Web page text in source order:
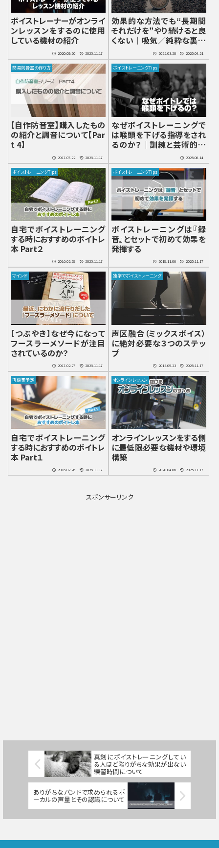
ボイストレーナーがオンライ
ンレッスンをするのに使用
している機材の紹介
2020.09.20 2025.11.17
効果的な方法でも“長期間
それだけを”やり続けると良
くない｜吸気／純粋な裏声
2025.03.20 2025.04.21
簡易防音室の作り方
【自作防音室】購入したもの
の紹介と調音について【Par
t 4】
2017.07.22 2025.11.17
ボイストレーニングTips
なぜボイストレーニングで
は喉頭を下げる指導をされ
るのか？｜訓練と芸術的な
2025.08.14
ボイストレーニングTips
自宅でボイストレーニング
する時におすすめのボイトレ
本 Part２
2016.02.28 2025.11.17
ボイストレーニングTips
ボイストレーニングは『録
音』とセットで初めて効果を
発揮する
2018.11.06 2025.11.17
マインド
【つぶやき】なぜ今になって
フースラーメソードが注目
されているのか？
2017.02.27 2025.11.17
独学でボイストレーニング
声区融合（ミックスボイス）
に絶対必要な３つのステッ
プ
2015.09.23 2025.11.17
再編集予定
自宅でボイストレーニング
する時におすすめのボイトレ
本 Part１
2016.02.26 2025.11.17
オンラインレッスン
オンラインレッスンをする側
に最低限必要な機材や環境
構築
2020.04.06 2025.11.17
スポンサーリンク
真剣にボイストレーニングしてい
る人ほど陥りがちな効果が出ない
練習時間について
ありがちなバンドで求められるボ
ーカルの声量とその認識について